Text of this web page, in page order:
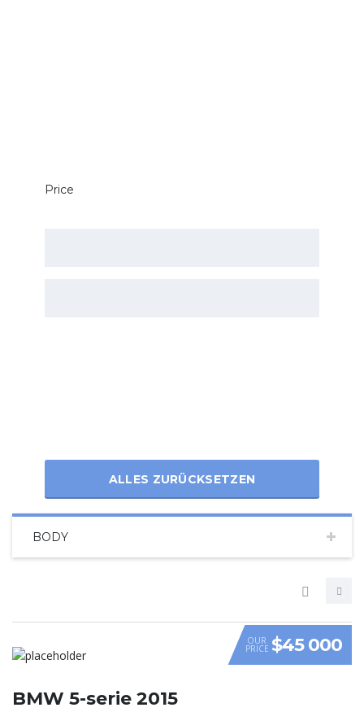
Price
ALLES ZURÜCKSETZEN
BODY
VIDEO
OUR
PRICE $45 000
BMW 5-serie 2015